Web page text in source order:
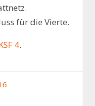
für die Vierte.
4.